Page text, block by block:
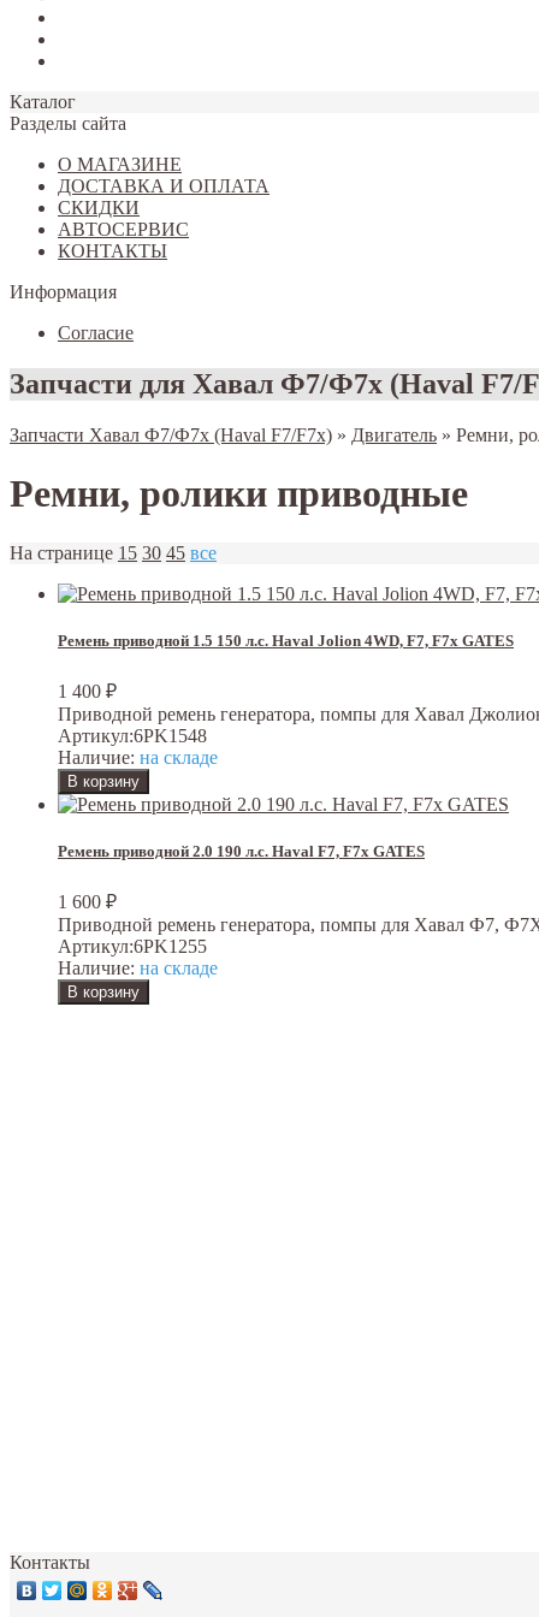
Каталог
Разделы сайта
О МАГАЗИНЕ
ДОСТАВКА И ОПЛАТА
СКИДКИ
АВТОСЕРВИС
КОНТАКТЫ
Информация
Согласие
Запчасти для Хавал Ф7/Ф7х (Haval F7/
Запчасти Хавал Ф7/Ф7х (Haval F7/F7x) » Двигатель » Ремни,
Ремни, ролики приводные
На странице 15 30 45 все
Ремень приводной 1.5 150 л.с. Haval Jolion 4WD, F7, F7x GATES
1 400 ₽
Приводной ремень генератора, помпы для Хавал
Артикул:6PK1548
Наличие: на складе
Ремень приводной 2.0 190 л.с. Haval F7, F7x GATES
1 600 ₽
Приводной ремень генератора, помпы для Хавал Ф7,
Артикул:6PK1255
Наличие: на складе
Контакты